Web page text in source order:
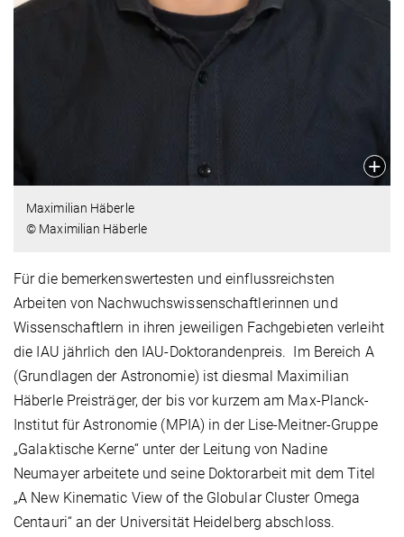
Maximilian Häberle
© Maximilian Häberle
Für die bemerkenswertesten und einflussreichsten
Arbeiten von Nachwuchswissenschaftlerinnen und
Wissenschaftlern in ihren jeweiligen Fachgebieten verleiht
die IAU jährlich den IAU-Doktorandenpreis. Im Bereich A
(Grundlagen der Astronomie) ist diesmal Maximilian
Häberle Preisträger, der bis vor kurzem am Max-Planck-
Institut für Astronomie (MPIA) in der Lise-Meitner-Gruppe
„Galaktische Kerne“ unter der Leitung von Nadine
Neumayer arbeitete und seine Doktorarbeit mit dem Titel
„A New Kinematic View of the Globular Cluster Omega
Centauri“ an der Universität Heidelberg abschloss.